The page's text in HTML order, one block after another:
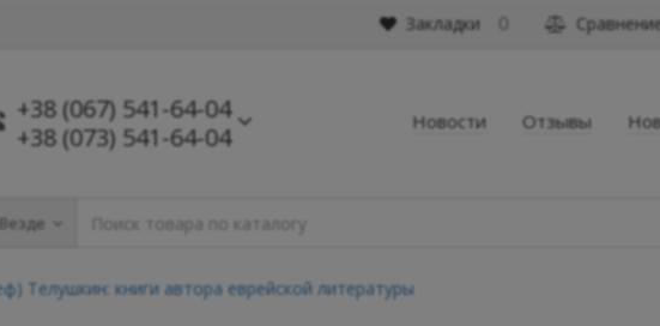
Закладки 0
+38 (067) 541-64-04
+38 (073) 541-64-04
Новости Отзывы
Везде
Телушкин: книги автора еврейской литературы